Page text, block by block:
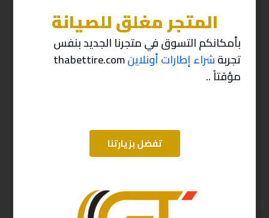
منتجات ذات صله
( شامل الضريبة )
-10%
441ر.س 397
المتجر مغلق للصيانة
بأمكانكم التسوق في متجرنا الجديد بنفس
تجربةشراء إطارات أونلاينthabettire.com
مؤقتاً ..
تفضل بزيارتنا